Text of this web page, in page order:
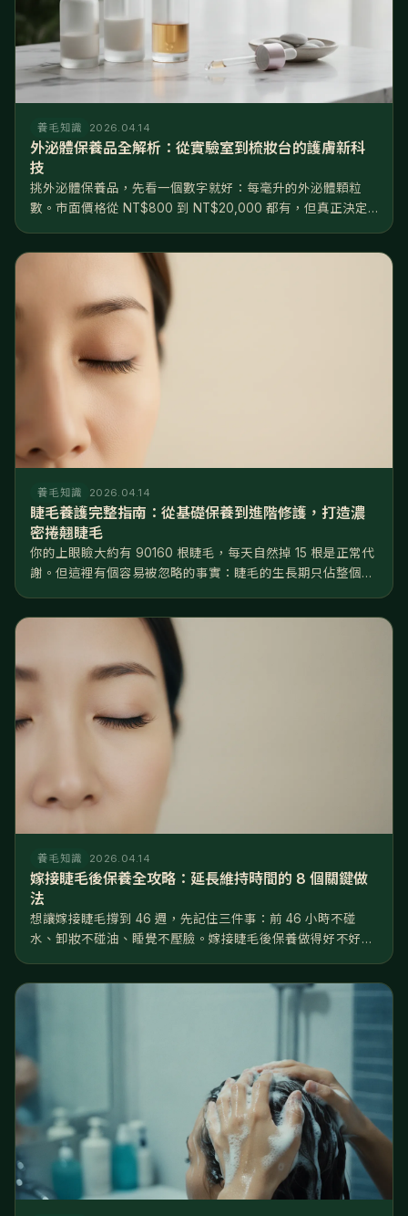
養毛知識 2026.04.14
外泌體保養品全解析：從實驗室到梳妝台的護膚新科
技
挑外泌體保養品，先看一個數字就好：每毫升的外泌體顆粒
數。市面價格從 NT$800 到 NT$20,000 都有，但真正決定
養毛知識 2026.04.14
睫毛養護完整指南：從基礎保養到進階修護，打造濃
密捲翹睫毛
你的上眼瞼大約有 90160 根睫毛，每天自然掉 15 根是正常代
謝。但這裡有個容易被忽略的事實：睫毛的生長期只佔整個週
「能長的時間窗口」非常有限，一旦掉了，要等好幾個月才長
養毛知識 2026.04.14
嫁接睫毛後保養全攻略：延長維持時間的 8 個關鍵做
法
想讓嫁接睫毛撐到 46 週，先記住三件事：前 46 小時不碰
水、卸妝不碰油、睡覺不壓臉。嫁接睫毛後保養做得好不好，